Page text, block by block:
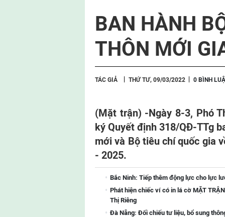
BAN HÀNH
THÔN MỚI
TÁC GIẢ THỨ TƯ, 09/03/2022 0 BÌNH
(Mặt trận) -Ngày 8-3, Phó
ký Quyết định 318/QĐ-TTg
mới và Bộ tiêu chí quốc gia
- 2025.
Bắc Ninh: Tiếp thêm động lực cho lực
Phát hiện chiếc ví có in lá cờ MẶT
Thị Riêng
Đà Nẵng: Đối chiếu tư liệu, bổ sung